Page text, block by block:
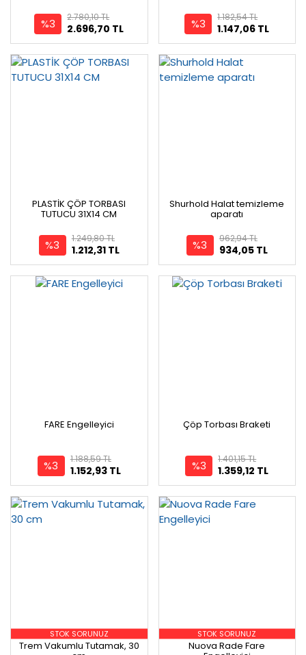
%3 2.696,70 TL
2.780,10 TL %3 1.147,06 TL
1.182,54 TL
PLASTİK ÇÖP TORBASI
TUTUCU 31X14 CM
%3 1.212,31 TL
1.249,80 TL
Shurhold Halat temizleme
aparatı
%3 934,05 TL
962,94 TL
FARE Engelleyici
%3 1.152,93 TL
1.188,59 TL
Çöp Torbası Braketi
%3 1.359,12 TL
1.401,15 TL
STOK SORUNUZ
Trem Vakumlu Tutamak, 30
STOK SORUNUZ
Nuova Rade Fare